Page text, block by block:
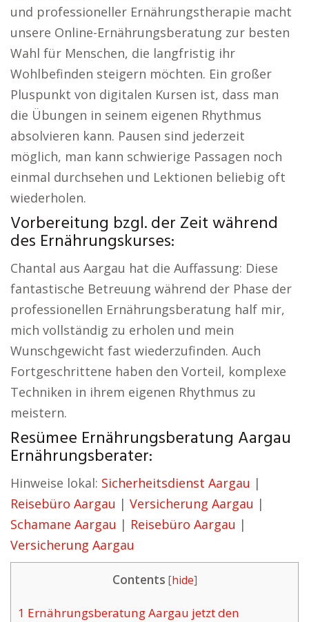
und professioneller Ernährungstherapie macht
unsere Online-Ernährungsberatung zur besten
Wahl für Menschen, die langfristig ihr
Wohlbefinden steigern möchten. Ein großer
Pluspunkt von digitalen Kursen ist, dass man
die Übungen in seinem eigenen Rhythmus
absolvieren kann. Pausen sind jederzeit
möglich, man kann schwierige Passagen noch
einmal durchsehen und Lektionen beliebig oft
wiederholen.
Vorbereitung bzgl. der Zeit während
des Ernährungskurses:
Chantal aus Aargau hat die Auffassung: Diese
fantastische Betreuung während der Phase der
professionellen Ernährungsberatung half mir,
mich vollständig zu erholen und mein
Wunschgewicht fast wiederzufinden. Auch
Fortgeschrittene haben den Vorteil, komplexe
Techniken in ihrem eigenen Rhythmus zu
meistern.
Resümee Ernährungsberatung Aargau
Ernährungsberater:
Hinweise lokal: Sicherheitsdienst Aargau |
Reisebüro Aargau | Versicherung Aargau |
Schamane Aargau | Reisebüro Aargau |
Versicherung Aargau
Contents [hide]
1 Ernährungsberatung Aargau jetzt den